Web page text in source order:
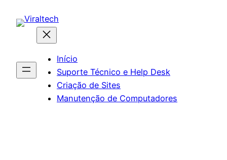
para
Início
Suporte Técnico e Help Desk
Criação de Sites
Manutenção de Computadores